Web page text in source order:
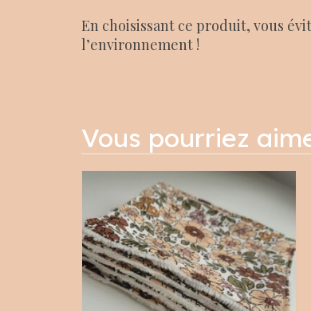
En choisissant ce produit, vous
l’environnement !
Vous pourriez